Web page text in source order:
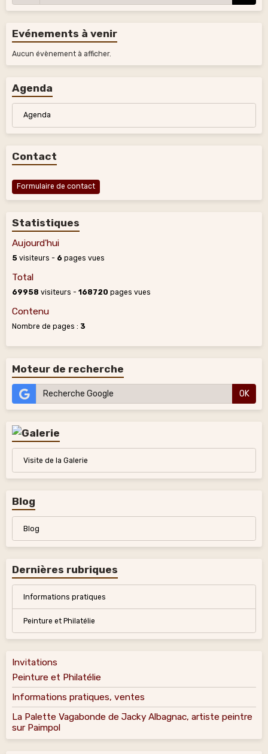
Evénements à venir
Aucun évènement à afficher.
Agenda
Agenda
Contact
Formulaire de contact
Statistiques
Aujourd'hui
5 visiteurs - 6 pages vues
Total
69958 visiteurs - 168720 pages vues
Contenu
Nombre de pages : 3
Moteur de recherche
OK
Visite de la Galerie
Blog
Blog
Dernières rubriques
Informations pratiques
Peinture et Philatélie
Invitations
Peinture et Philatélie
Informations pratiques, ventes
La Palette Vagabonde de Jacky Albagnac, artiste peintre
sur Paimpol